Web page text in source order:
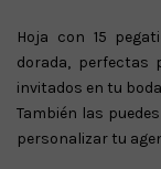
Hoja con 15
dorada, perfectas
invitados en tu
También las
personalizar tu